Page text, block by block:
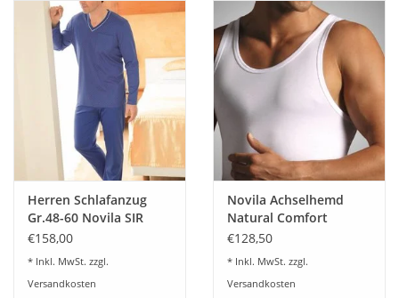
Herren Schlafanzug
Gr.48-60 Novila SIR
8090/61.105
€158,00
* Inkl. MwSt. zzgl.
Versandkosten
Novila Achselhemd
Natural Comfort
8036/00 (3-er Set)
€128,50
* Inkl. MwSt. zzgl.
Versandkosten